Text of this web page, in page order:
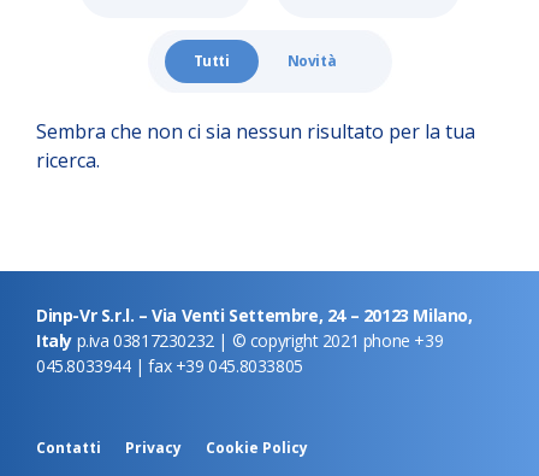
Tutti Novità
Sembra che non ci sia nessun risultato per la tua
ricerca.
Dinp-Vr S.r.l. – Via Venti Settembre, 24 – 20123 Milano,
Italy p.iva 03817230232 | © copyright 2021 phone +39
045.8033944 | fax +39 045.8033805
Contatti Privacy Cookie Policy